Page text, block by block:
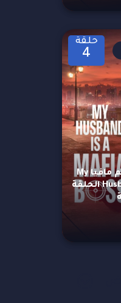
حلقة
4
مسلسل زوجي زعيم مافيا My
Husband is a Mafia Boss الحلقة